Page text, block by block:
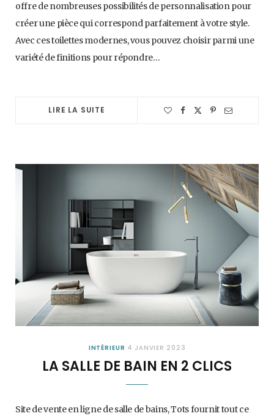
offre de nombreuses possibilités de personnalisation pour
créer une pièce qui correspond parfaitement à votre style.
Avec ces toilettes modernes, vous pouvez choisir parmi une
variété de finitions pour répondre…
LIRE LA SUITE
INTÉRIEUR 4 JANVIER 2023
LA SALLE DE BAIN EN 2 CLICS
Site de vente en ligne de salle de bains, Tots fournit tout ce